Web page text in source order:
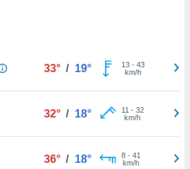
33° / 19° 13- 43
km/h
32° / 18° 11 - 32
km/h
36° / 18° 8- 41
km/h